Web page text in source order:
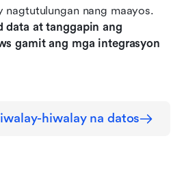
data at tanggapin ang
gamit ang mga integrasyon
hiwalay na datos